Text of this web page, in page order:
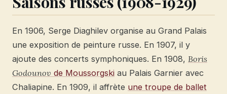
En 1906, Serge Diaghilev organise au Grand Palais
une exposition de peinture russe. En 1907, il y
ajoute des concerts symphoniques. En 1908, Boris
Godounov de Moussorgski au Palais Garnier avec
Chaliapine. En 1909, il affrète une troupe de ballet